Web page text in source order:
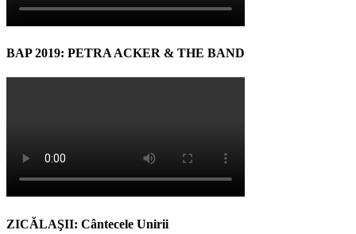
BAP 2019: PETRA ACKER & THE BAND
ZICĂLAŞII: Cântecele Unirii